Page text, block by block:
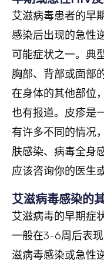
艾滋病毒患者的早
感染后出现的急性
可能症状之一。典
胸部、背部或面部
在身体的其他部位
也有报道。皮疹是
有许多不同的情况
肤感染、病毒全身
应该咨询你的医生
艾滋病毒感染的
艾滋病毒的早期症
一般在3-6周后表
滋病毒感染或急性